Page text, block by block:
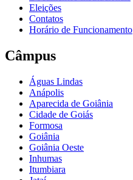
Eleições
Contatos
Horário de Funcionamento
Câmpus
Águas Lindas
Anápolis
Aparecida de Goiânia
Cidade de Goiás
Formosa
Goiânia
Goiânia Oeste
Inhumas
Itumbiara